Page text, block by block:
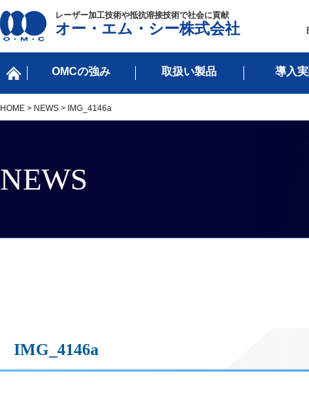
レーザー加工技術や抵抗溶接技術で社会に貢献
オー・エム・シー株式会社
OMCの強み 取扱い製品 導入
HOME > NEWS > IMG_4146a
NEWS
IMG_4146a